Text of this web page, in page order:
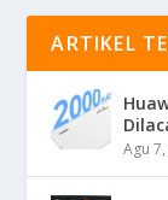
ARTIKEL
Agu